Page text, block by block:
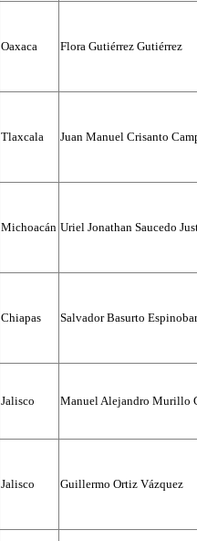
Oaxaca Flora Gutiérrez Gutiérrez
Tlaxcala Juan Manuel Crisanto
Michoacán Uriel Jonathan Saucedo
Chiapas Salvador Basurto
Jalisco Manuel Alejandro Murillo
Jalisco Guillermo Ortiz Vázquez